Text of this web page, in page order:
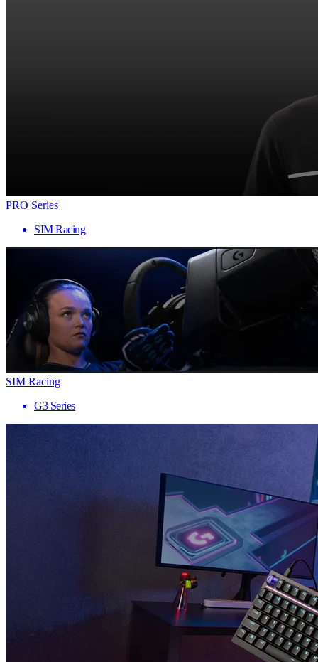
PRO Series
SIM Racing
SIM Racing
G3 Series